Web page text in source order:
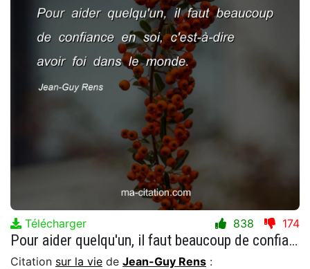
Télécharger 838 174
Pour aider quelqu'un, il faut beaucoup de confiance en soi, c'est-Ã -dire avoir foi dans le monde.
Citation sur la vie de Jean-Guy Rens :